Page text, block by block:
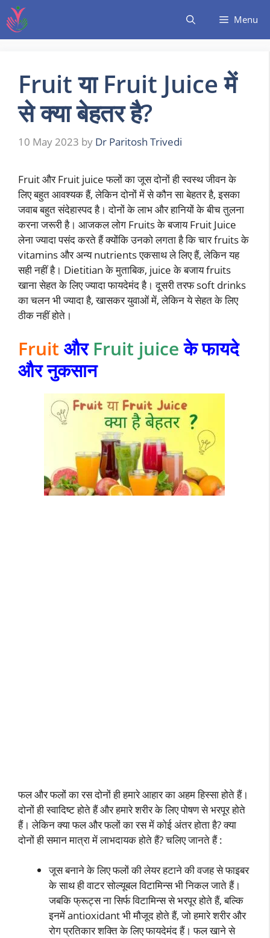
Menu
Fruit या Fruit Juice में
से क्या बेहतर है?
10 May 2023 by Dr Paritosh Trivedi
Fruit और Fruit juice फलों का जूस दोनों ही स्वस्थ जीवन के
लिए बहुत आवश्यक हैं, लेकिन दोनों में से कौन सा बेहतर है, इसका
जवाब बहुत संदेहास्पद है। दोनों के लाभ और हानियों के बीच तुलना
करना जरूरी है। आजकल लोग Fruits के बजाय Fruit Juice
लेना ज्यादा पसंद करते हैं क्योंकि उनको लगता है कि चार fruits के
vitamins और अन्य nutrients एकसाथ ले लिए हैं, लेकिन यह
सही नहीं है। Dietitian के मुताबिक, juice के बजाय fruits
खाना सेहत के लिए ज्यादा फायदेमंद है। दूसरी तरफ soft drinks
का चलन भी ज्यादा है, खासकर युवाओं में, लेकिन ये सेहत के लिए
ठीक नहीं होते।
Fruit औरFruit juiceके फायदे
और नुकसान
फल और फलों का रस दोनों ही हमारे आहार का अहम हिस्सा होते हैं।
दोनों ही स्वादिष्ट होते हैं और हमारे शरीर के लिए पोषण से भरपूर होते
हैं। लेकिन क्या फल और फलों का रस में कोई अंतर होता है? क्या
दोनों ही समान मात्रा में लाभदायक होते हैं? चलिए जानते हैं :
जूस बनाने के लिए फलों की लेयर हटाने की वजह से फाइबर
के साथ ही वाटर सोल्यूबल विटामिन्स भी निकल जाते हैं।
जबकि फ्रूट्स ना सिर्फ विटामिन्स से भरपूर होते हैं, बल्कि
इनमें antioxidant भी मौजूद होते हैं, जो हमारे शरीर और
रोग प्रतिकार शक्ति के लिए फायदेमंद हैं। फल खाने से